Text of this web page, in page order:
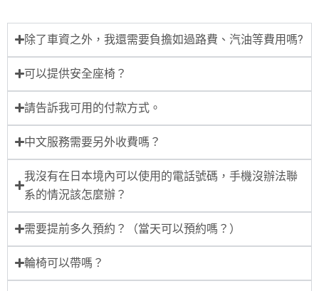
除了車資之外，我還需要負擔如過路費、汽油等費用嗎?
可以提供安全座椅？
請告訴我可用的付款方式。
中文服務需要另外收費嗎？
我沒有在日本境內可以使用的電話號碼，手機沒辦法聯
系的情況該怎麼辦？
需要提前多久預約？（當天可以預約嗎？）
輪椅可以帶嗎？